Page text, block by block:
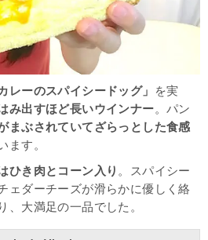
レーのスパイシードッグ」
を実
み出すほど長いウインナー。パン
まぶされていてざらっとした食感
ます。
ひき肉とコーン入り 。スパイシー
ェダーチーズが滑らかに優しく絡
、大満足の一品でした。